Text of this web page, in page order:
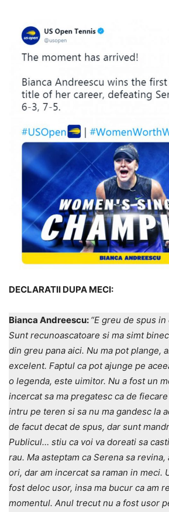
DECLARATII DUPA MECI:
Bianca Andreescu: “E greu de spus
Sunt recunoascatoare si ma simt
din greu pana aici. Nu ma pot plange,
excelent. Faptul ca pot ajunge pe
o legenda, este uimitor. Nu a fost un
incercat sa ma pregatesc ca de
intru pe teren si sa nu ma gandesc la
de facut decat de spus, dar sunt
Publicul… stiu ca voi va doreati sa
rau. Ma asteptam ca Serena sa
ori, dar am incercat sa raman in meci.
fost deloc usor, insa ma bucur ca am
momentul. Anul trecut nu a fost usor